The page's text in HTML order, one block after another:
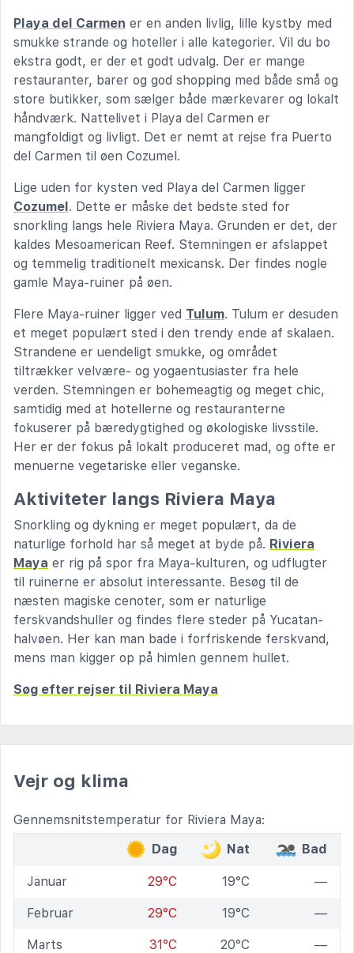
Playa del Carmen er en anden livlig, lille kystby med
smukke strande og hoteller i alle kategorier. Vil du bo
ekstra godt, er der et godt udvalg. Der er mange
restauranter, barer og god shopping med både små og
store butikker, som sælger både mærkevarer og lokalt
håndværk. Nattelivet i Playa del Carmen er
mangfoldigt og livligt. Det er nemt at rejse fra Puerto
del Carmen til øen Cozumel.
Lige uden for kysten ved Playa del Carmen ligger
Cozumel. Dette er måske det bedste sted for
snorkling langs hele Riviera Maya. Grunden er det, der
kaldes Mesoamerican Reef. Stemningen er afslappet
og temmelig traditionelt mexicansk. Der findes nogle
gamle Maya-ruiner på øen.
Flere Maya-ruiner ligger ved Tulum. Tulum er desuden
et meget populært sted i den trendy ende af skalaen.
Strandene er uendeligt smukke, og området
tiltrækker velvære- og yogaentusiaster fra hele
verden. Stemningen er bohemeagtig og meget chic,
samtidig med at hotellerne og restauranterne
fokuserer på bæredygtighed og økologiske livsstile.
Her er der fokus på lokalt produceret mad, og ofte er
menuerne vegetariske eller veganske.
Aktiviteter langs Riviera Maya
Snorkling og dykning er meget populært, da de
naturlige forhold har så meget at byde på. Riviera
Maya er rig på spor fra Maya-kulturen, og udflugter
til ruinerne er absolut interessante. Besøg til de
næsten magiske cenoter, som er naturlige
ferskvandshuller og findes flere steder på Yucatan-
halvøen. Her kan man bade i forfriskende ferskvand,
mens man kigger op på himlen gennem hullet.
Søg efter rejser til Riviera Maya
Vejr og klima
Gennemsnitstemperatur for Riviera Maya:
Dag
Nat Bad
Januar 29°C 19°C —
Februar 29°C 19°C —
Marts 31°C 20°C —